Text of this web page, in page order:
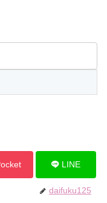
LINE
daifuku125